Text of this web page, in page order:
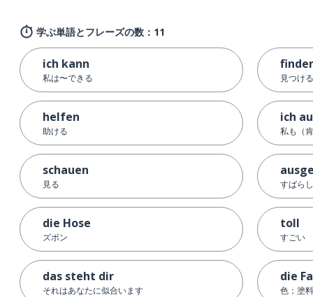
学ぶ単語とフレーズの数：11
ich kann
私は〜できる
helfen
助ける
schauen
見る
die Hose
ズボン
das steht dir
それはあなたに似合います
見つけ
ich
私も（
すばら
toll
すごい
die
色；塗料